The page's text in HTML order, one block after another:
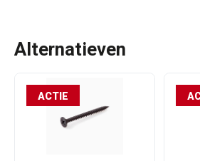
Alternatieven
ACTIE